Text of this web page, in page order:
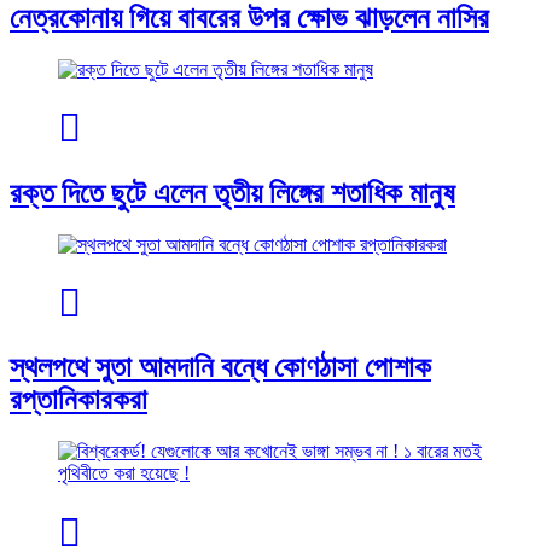
নেত্রকোনায় গিয়ে বাবরের উপর ক্ষোভ ঝাড়লেন নাসির
রক্ত দিতে ছুটে এলেন তৃতীয় লিঙ্গের শতাধিক মানুষ
স্থলপথে সুতা আমদানি বন্ধে কোণঠাসা পোশাক
রপ্তানিকারকরা